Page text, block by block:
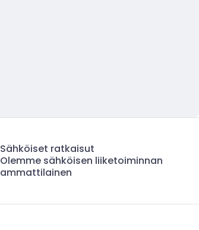
Sähköiset ratkaisut
Olemme sähköisen liiketoiminnan
ammattilainen